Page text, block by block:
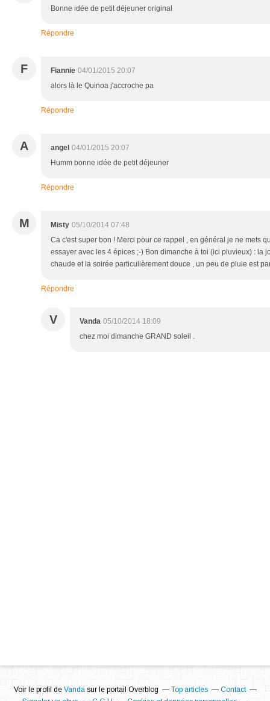
Bonne idée de petit déjeuner original
Répondre
F Fiannie 04/01/2015 20:07
alors là le Quinoa j'accroche pa
Répondre
A angel 04/01/2015 20:07
Humm bonne idée de petit déjeuner
Répondre
M Misty 05/10/2014 07:48
Ca c'est super bon ! Merci pour ce rappel , en général je ne mets
essayer avec les 4 épices ;-) Bon dimanche à toi (ici pluvieux) : la
chaude et la soirée particulièrement douce , un peu de pluie est
Répondre
V Vanda 05/10/2014 18:09
chez moi dimanche GRAND soleil .
Voir le profil de Vandasur le portail Overblog Top articles
Contact